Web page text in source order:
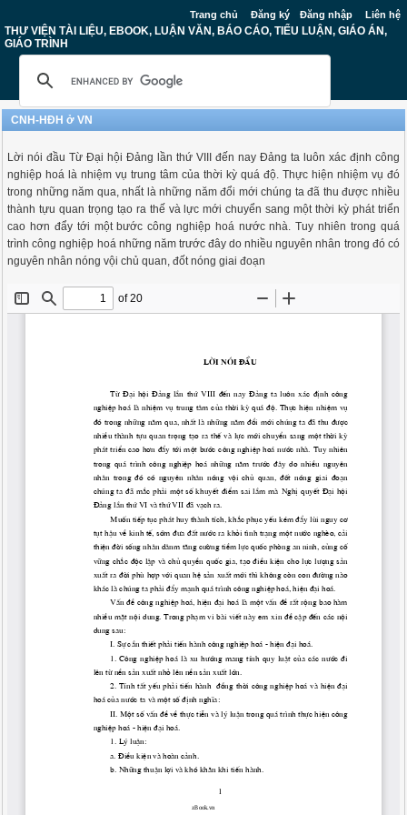
Trang chủ Đăng ký Đăng nhập Liên hệ
THƯ VIỆN TÀI LIỆU, EBOOK, LUẬN VĂN, BÁO CÁO, TIỂU LUẬN, GIÁO ÁN,
GIÁO TRÌNH
CNH-HĐH ở VN
Lời nói đầu Từ Đại hội Đảng lần thứ VIII đến nay Đảng ta luôn xác định công
nghiệp hoá là nhiệm vụ trung tâm của thời kỳ quá độ. Thực hiện nhiệm vụ đó
trong những năm qua, nhất là những năm đổi mới chúng ta đã thu được nhiều
thành tựu quan trọng tạo ra thế và lực mới chuyển sang một thời kỳ phát triển
cao hơn đẩy tới một bước công nghiệp hoá nước nhà. Tuy nhiên trong quá
trình công nghiệp hoá những năm trước đây do nhiều nguyên nhân trong đó có
nguyên nhân nóng vội chủ quan, đốt nóng giai đoạn